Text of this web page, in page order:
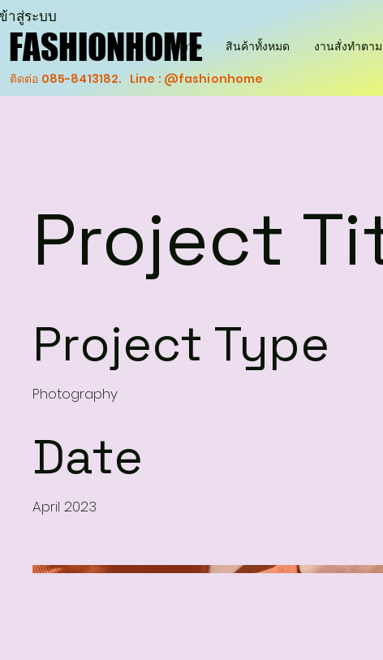
FASHIONHOME
FASHIONHOME
ติดต่อ 085-8413182. Line : @fashionhome
าสู่ระบบ
Home สินค้าทั้งหมด งานสั่งทำตา
Project
Project Type
Photography
Date
April 2023